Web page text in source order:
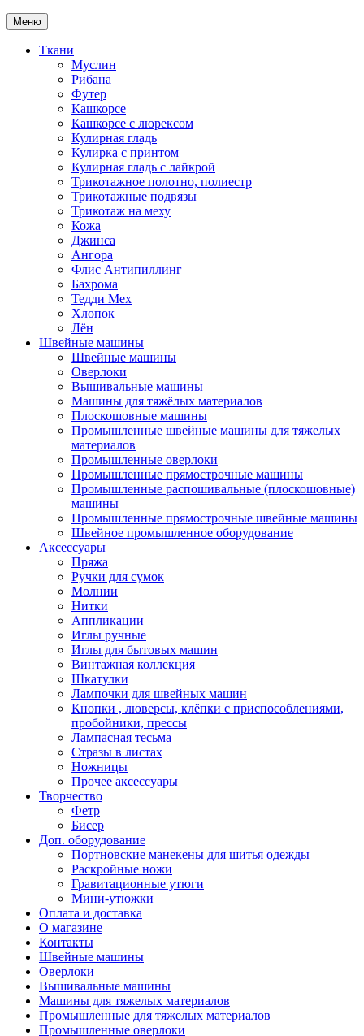
Меню
Ткани
Муслин
Рибана
Футер
Кашкорсе
Кашкорсе с люрексом
Кулирная гладь
Кулирка с принтом
Кулирная гладь с лайкрой
Трикотажное полотно, полиестр
Трикотажные подвязы
Трикотаж на меху
Кожа
Джинса
Ангора
Флис Антипиллинг
Бахрома
Тедди Мех
Хлопок
Лён
Швейные машины
Швейные машины
Оверлоки
Вышивальные машины
Машины для тяжёлых материалов
Плоскошовные машины
Промышленные швейные машины для тяжелых
материалов
Промышленные оверлоки
Промышленные прямострочные машины
Промышленные распошивальные (плоскошовные)
машины
Промышленные прямострочные швейные машины
Швейное промышленное оборудование
Аксессуары
Пряжа
Ручки для сумок
Молнии
Нитки
Аппликации
Иглы ручные
Иглы для бытовых машин
Винтажная коллекция
Шкатулки
Лампочки для швейных машин
Кнопки , люверсы, клёпки с приспособлениями,
пробойники, прессы
Лампасная тесьма
Стразы в листах
Ножницы
Прочее аксессуары
Творчество
Фетр
Бисер
Доп. оборудование
Портновские манекены для шитья одежды
Раскройные ножи
Гравитационные утюги
Мини-утюжки
Оплата и доставка
О магазине
Контакты
Швейные машины
Оверлоки
Вышивальные машины
Машины для тяжелых материалов
Промышленные для тяжелых материалов
Промышленные оверлоки